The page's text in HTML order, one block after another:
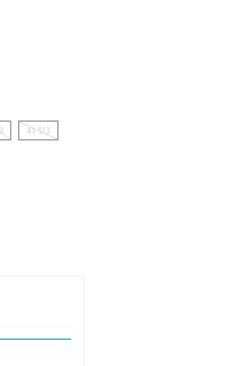
41 1/3